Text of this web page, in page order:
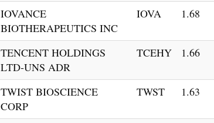
IOVANCE
BIOTHERAPEUTICS INC
IOVA 1.68
TENCENT HOLDINGS
LTD-UNS ADR
TCEHY 1.66
TWIST BIOSCIENCE
CORP
TWST 1.63